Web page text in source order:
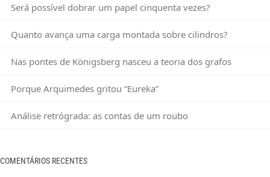
Será possível dobrar um papel cinquenta vezes?
Quanto avança uma carga montada sobre cilindros?
Nas pontes de Königsberg nasceu a teoria dos grafos
Porque Arquimedes gritou “Eureka”
Análise retrógrada: as contas de um roubo
COMENTÁRIOS RECENTES